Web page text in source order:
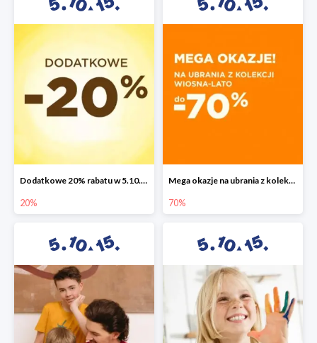
Dodatkowe 20% rabatu w 5.10.15
20%
Mega okazje na ubrania z kolekcji wiosna-lato do -70%
70%